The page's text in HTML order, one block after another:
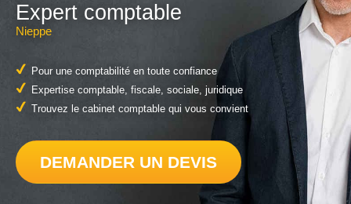
Expert comptable
Nieppe
Pour une comptabilité en toute confiance
Expertise comptable, fiscale, sociale, juridique
Trouvez le cabinet comptable qui vous convient
DEMANDER UN DEVIS